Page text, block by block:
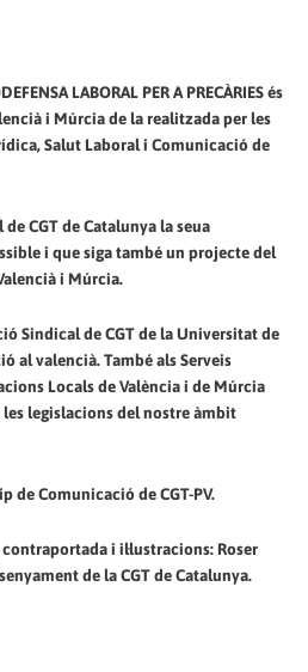
LABORAL PER A PRECÀRIES és
i Múrcia de la realitzada per les
Salut Laboral i Comunicació de
CGT de Catalunya la seua
i que siga també un projecte del
i Múrcia.
Sindical de CGT de la Universitat de
al valencià. També als Serveis
Locals de València i de Múrcia
legislacions del nostre àmbit
de Comunicació de CGT-PV.
i il·lustracions: Roser
de la CGT de Catalunya.